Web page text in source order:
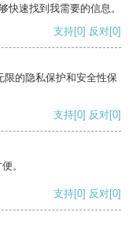
快速找到我需要的信息。
支持[0] 反对[0]
限的隐私保护和安全性保
支持[0] 反对[0]
。
支持[0] 反对[0]